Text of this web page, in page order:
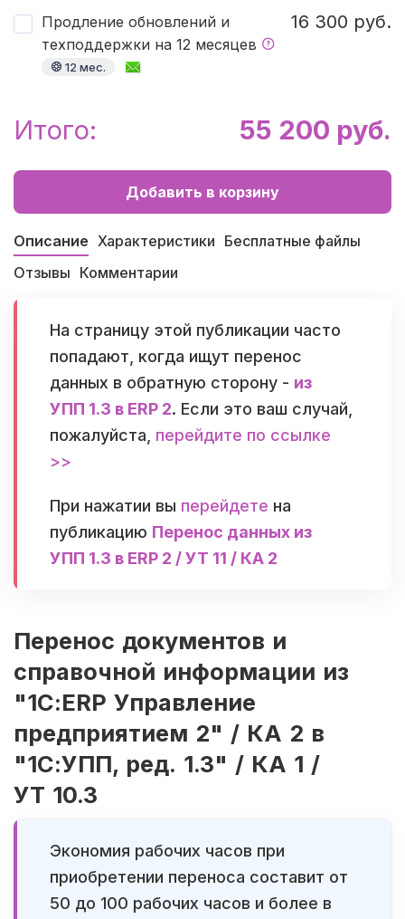
Продление обновлений и
техподдержки на 12 месяцев
12 мес.
16 300 руб.
Итого: 55 200 руб.
Добавить в корзину
Описание Характеристики Бесплатные файлы
Отзывы Комментарии
На страницу этой публикации часто
попадают, когда ищут перенос
данных в обратную сторону - из
УПП 1.3 в ERP 2. Если это ваш случай,
пожалуйста, перейдите по ссылке
>>
При нажатии вы перейдете на
публикацию Перенос данных из
УПП 1.3 в ERP 2 / УТ 11 / КА 2
Перенос документов и
справочной информации из
"1С:ERP Управление
предприятием 2" / КА 2 в
"1С:УПП, ред. 1.3" / КА 1 /
УТ 10.3
Экономия рабочих часов при
приобретении переноса составит от
50 до 100 рабочих часов и более в